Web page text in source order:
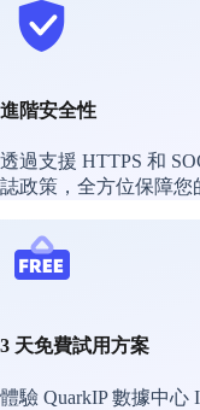
進階安全性
透過支援 HTTPS 和
誌政策，全方位保障您
3 天免費試用方案
體驗 QuarkIP 數據中心